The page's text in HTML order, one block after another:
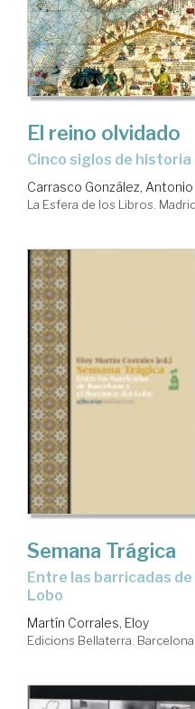
El reino olvidado
cinco siglos de
Carrasco González, Antonio
La Esfera de los Libros.
Semana Trágica
entre las barricadas de Barcelona y el Barranco del
Lobo
Martín Corrales, Eloy
Edicions Bellaterra.